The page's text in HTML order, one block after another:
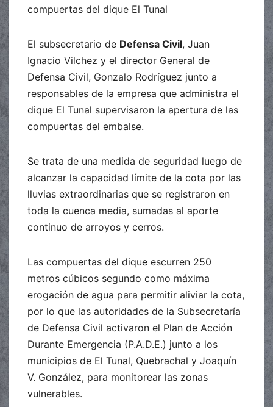
compuertas del dique El Tunal
El subsecretario de Defensa Civil, Juan
Ignacio Vilchez y el director General de
Defensa Civil, Gonzalo Rodríguez junto a
responsables de la empresa que administra el
dique El Tunal supervisaron la apertura de las
compuertas del embalse.
Se trata de una medida de seguridad luego de
alcanzar la capacidad límite de la cota por las
lluvias extraordinarias que se registraron en
toda la cuenca media, sumadas al aporte
continuo de arroyos y cerros.
Las compuertas del dique escurren 250
metros cúbicos segundo como máxima
erogación de agua para permitir aliviar la cota,
por lo que las autoridades de la Subsecretaría
de Defensa Civil activaron el Plan de Acción
Durante Emergencia (P.A.D.E.) junto a los
municipios de El Tunal, Quebrachal y Joaquín
V. González, para monitorear las zonas
vulnerables.